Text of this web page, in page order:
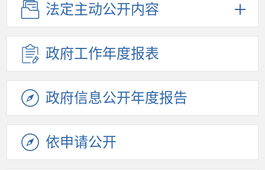
法定主动公开内容
政府工作年度报表
政府信息公开年度报告
依申请公开